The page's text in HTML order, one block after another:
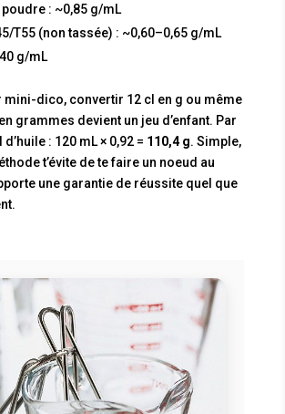
poudre : ~0,85 g/mL
T55 (non tassée) : ~0,60–0,65 g/mL
g/mL
mini-dico, convertir 12 cl en g ou même
grammes devient un jeu d’enfant. Par
: 120 mL × 0,92 = 110,4 g. Simple,
t’évite de te faire un noeud au
une garantie de réussite quel que